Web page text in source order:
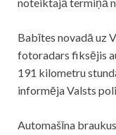
noteiktajā termiņā
Babītes novadā uz
fotoradars fiksējis
191 kilometru
informēja Valsts
Automašīna